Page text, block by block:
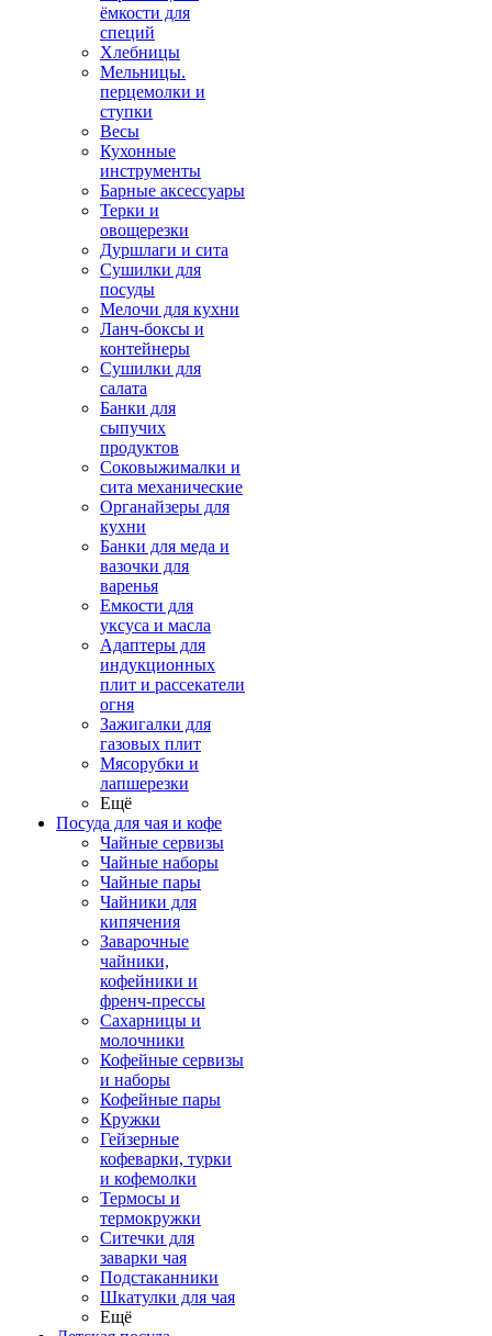
ёмкости для
специй
Хлебницы
Мельницы.
перцемолки и
ступки
Весы
Кухонные
инструменты
Барные аксессуары
Терки и
овощерезки
Дуршлаги и сита
Сушилки для
посуды
Мелочи для кухни
Ланч-боксы и
контейнеры
Сушилки для
салата
Банки для
сыпучих
продуктов
Соковыжималки и
сита механические
Органайзеры для
кухни
Банки для меда и
вазочки для
варенья
Емкости для
уксуса и масла
Адаптеры для
индукционных
плит и рассекатели
огня
Зажигалки для
газовых плит
Мясорубки и
лапшерезки
Ещё
Посуда для чая и кофе
Чайные сервизы
Чайные наборы
Чайные пары
Чайники для
кипячения
Заварочные
чайники,
кофейники и
френч-прессы
Сахарницы и
молочники
Кофейные сервизы
и наборы
Кофейные пары
Кружки
Гейзерные
кофеварки, турки
и кофемолки
Термосы и
термокружки
Ситечки для
заварки чая
Подстаканники
Шкатулки для чая
Ещё